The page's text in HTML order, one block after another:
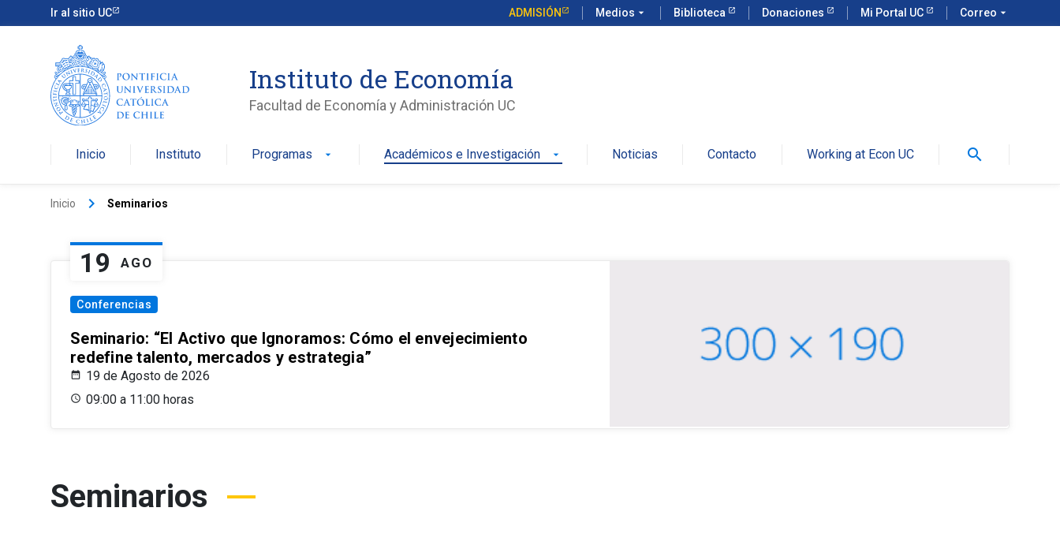
Ir al sitio UC ADMISIÓN Medios arrow_drop_down Biblioteca Donaciones Mi Portal UC Correo arrow_drop_down
Instituto de Economía
Facultad de Economía y Administración UC
Inicio Instituto Programas arrow_drop_down Académicos e Investigación arrow_drop_down Noticias Contacto Working at Econ UC search
Inicio keyboard_arrow_right Seminarios
19 AGO
Conferencias
Seminario: “El Activo que Ignoramos: Cómo el envejecimiento
redefine talento, mercados y estrategia”
19 de Agosto de 2026
09:00 a 11:00 horas
Seminarios